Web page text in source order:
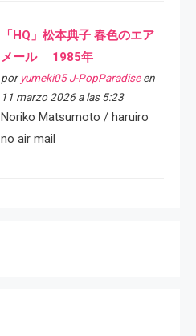
「HQ」松本典子 春色のエア
メール 1985年
por yumeki05 J-PopParadiseen
11 marzo 2026 a las 5:23
Noriko Matsumoto / haruiro
no air mail